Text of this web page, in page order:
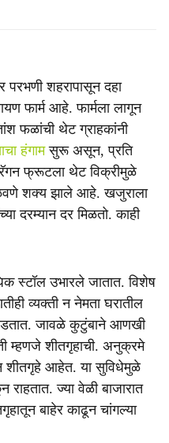
परभणी शहरापासून दहा
फार्म आहे. फार्मला लागून
फळांची थेट ग्राहकांनी
हंगामसुरू असून, प्रति
फ्रूटला थेट विक्रीमुळे
शक्य झाले आहे. खजुराला
दरम्यान दर मिळतो. काही
स्टॉल उभारले जातात. विशेष
व्यक्ती न नेमता घरातील
जावळे कुटुंबाने आणखी
म्हणजे शीतगृहाची. अनुक्रमे
शीतगृहे आहेत. या सुविधेमुळे
ज्या वेळी बाजारात
बाहेर काढून चांगल्या